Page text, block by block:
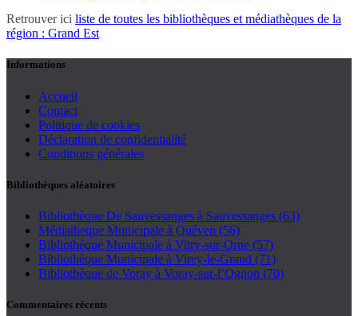
Retrouver ici liste de toutes les bibliothèques et médiathèques de la
région : Grand Est
Informations
Accueil
Contact
Politique de cookies
Déclaration de confidentialité
Conditions générales
Bibliothèques aléatoires
Bibliothèque De Sauvessanges à Sauvessanges (63)
Médiatheque Municipale à Quéven (56)
Bibliothèque Municipale à Vitry-sur-Orne (57)
Bibliothèque Municipale à Virey-le-Grand (71)
Bibliothèque de Voray à Voray-sur-l’Ognon (70)
Commentaires récents